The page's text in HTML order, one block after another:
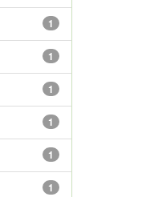
1
1
1
1
1
1